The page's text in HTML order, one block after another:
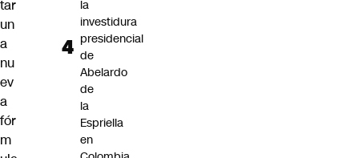
tar
un
a
nu
ev
a
fór
m
la
investidura
presidencial
de
Abelardo
de
la
Espriella
en